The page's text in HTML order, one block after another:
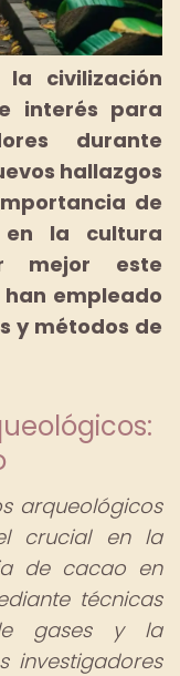
civilización
interés para
durante
hallazgos
de
en la cultura
mejor este
empleado
y métodos de
arqueológicos
crucial en la
de cacao en
técnicas
gases y la
investigadores